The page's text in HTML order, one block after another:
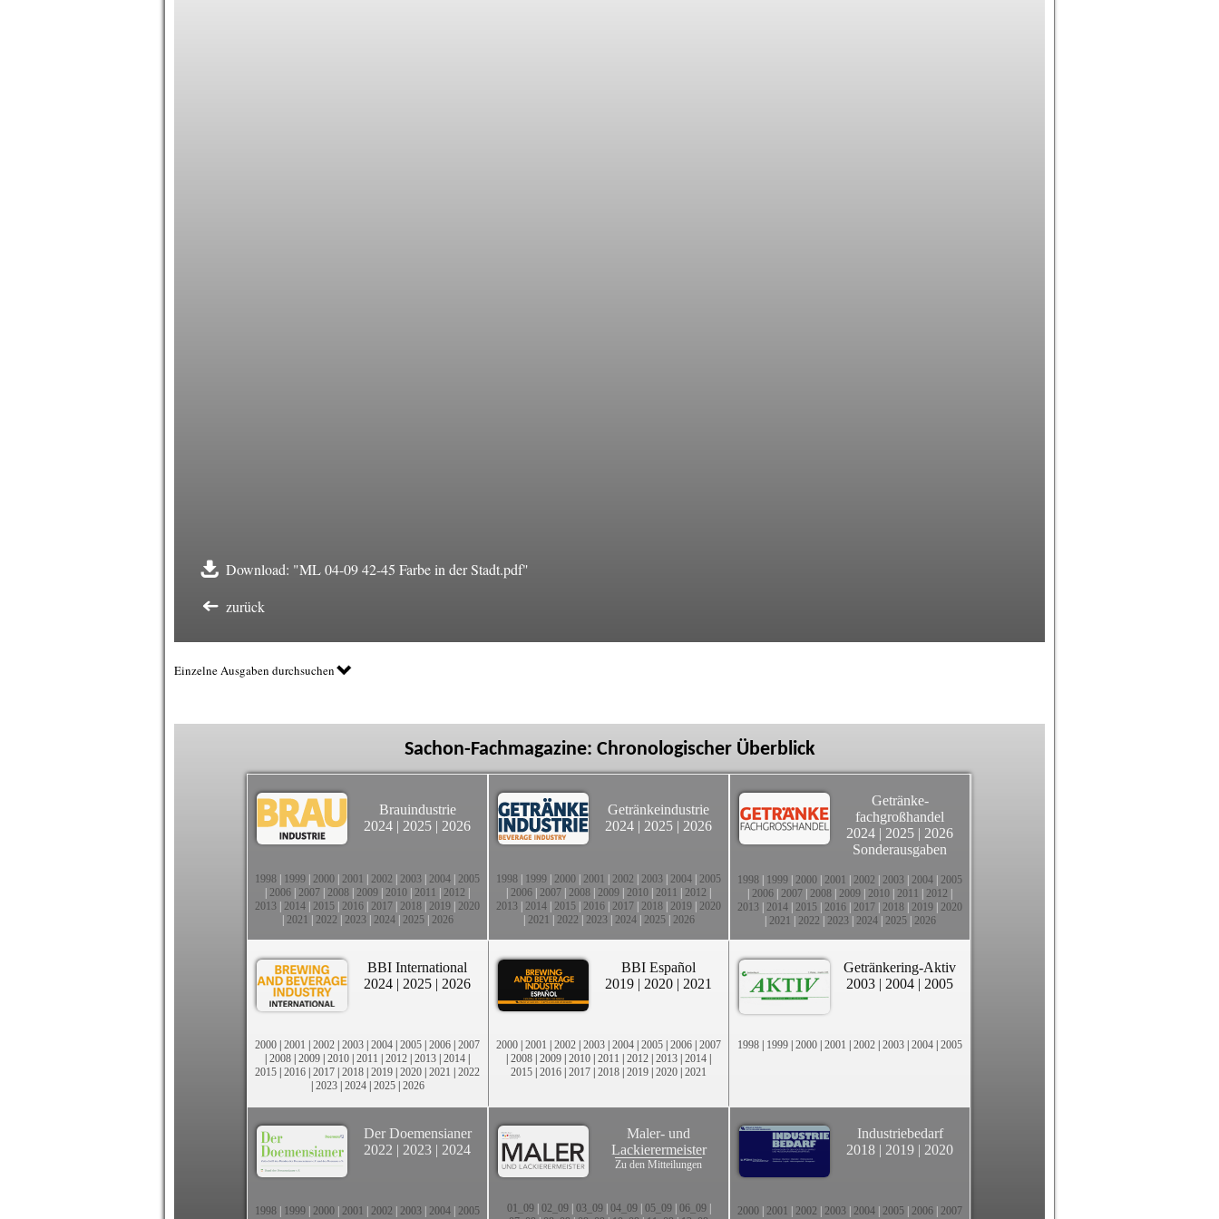
Download: "ML 04-09 42-45 Farbe in der Stadt.pdf"
zurück
Einzelne Ausgaben durchsuchen
Sachon-Fachmagazine: Chronologischer Überblick
Brauindustrie
2024 | 2025 | 2026
1998 1999 2000 2001 2002 2003 2004 2005
2006 2007 2008 2009 2010 2011 2012
2013 2014 2015 2016 2017 2018 2019 2020
2021 2022 2023| 2024| 2025| 2026
Getränkeindustrie
2024 | 2025 | 2026
1998 1999 2000 2001 2002 2003 2004 2005
2006 2007 2008 2009 2010 2011 2012
2013 2014 2015 2016 2017 2018 2019 2020
2021 2022 2023| 2024| 2025| 2026
Getränke-
fachgroßhandel
2024 | 2025 | 2026
Sonderausgaben
1998 1999 2000 2001 2002 2003 2004 2005
2006 2007 2008 2009 2010 2011 2012
2013 2014 2015 2016 2017 2018 2019 2020
2021 2022 2023| 2024| 2025| 2026
BBI International
2024 | 2025 | 2026
2000 | 2001 | 2002 | 2003 | 2004 | 2005 | 2006 | 2007
| 2008 | 2009 | 2010 | 2011 | 2012 | 2013 | 2014 |
2015 | 2016 | 2017 | 2018 | 2019 | 2020 | 2021 | 2022
| 2023| 2024| 2025| 2026
BBI Español
2019 | 2020 | 2021
2000 | 2001 | 2002 | 2003 | 2004 | 2005 | 2006 | 2007
| 2008 | 2009 | 2010 | 2011 | 2012 | 2013 | 2014 |
2015 | 2016 | 2017 | 2018 | 2019 | 2020 | 2021
Getränkering-Aktiv
2003 | 2004 | 2005
1998 | 1999 | 2000 | 2001 | 2002 | 2003 | 2004 | 2005
Der Doemensianer
2022 | 2023 | 2024
1998 1999 2000 2001 2002 2003 2004 2005
Maler- und
Lackierermeister
Zu den Mitteilungen
01_09| 02_09| 03_09| 04_09| 05_09| 06_09|
Industriebedarf
2018 | 2019 | 2020
2000 2001 2002 2003 2004 2005 2006 2007